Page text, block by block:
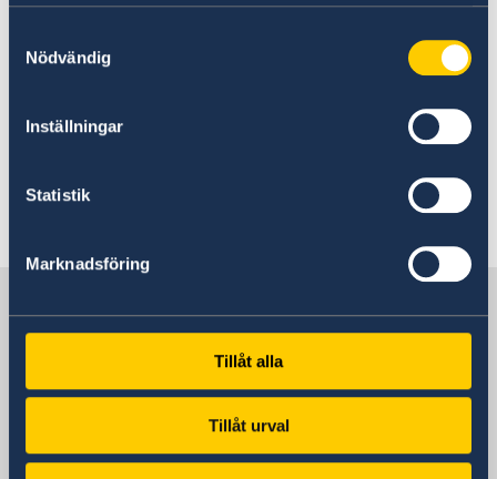
Nödvändig
Inställningar
Statistik
Marknadsföring
Tillåt alla
Tillåt urval
Fax: (+354) 562 82 96
Nordens hemsida
Sveriges ambassad
Lágmúli 7